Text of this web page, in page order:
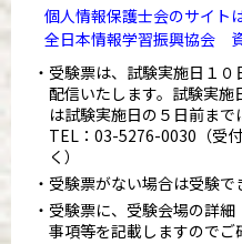
個人情報保護士会のサイト
全日本情報学習振興協会
受験票は、試験実施日１
配信いたします。試験実
は試験実施日の５日前まで
TEL： 03-5276-0030 （受
く）
受験票がない場合は受験で
受験票に、受験会場の詳
事項等を記載しますのでご